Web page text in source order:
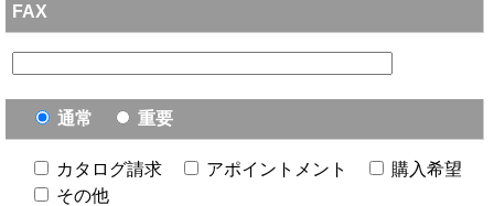
FAX
通常 重要
カタログ請求 アポイントメント
購入希望
その他